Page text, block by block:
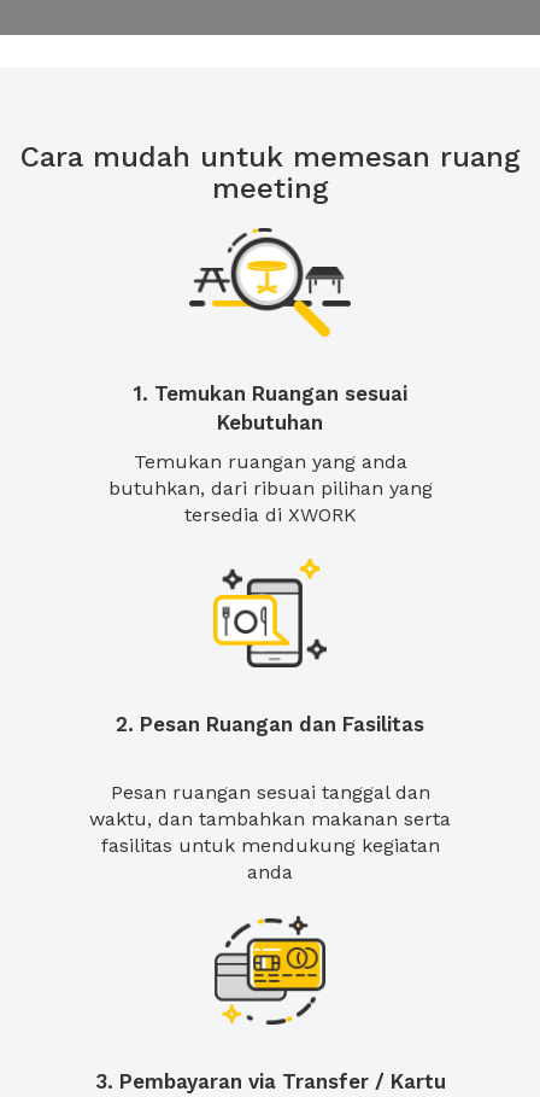
Cara mudah untuk memesan ruang
meeting
1. Temukan Ruangan sesuai
Kebutuhan
Temukan ruangan yang anda
butuhkan, dari ribuan pilihan yang
tersedia di XWORK
2. Pesan Ruangan dan Fasilitas
Pesan ruangan sesuai tanggal dan
waktu, dan tambahkan makanan serta
fasilitas untuk mendukung kegiatan
anda
3. Pembayaran via Transfer / Kartu